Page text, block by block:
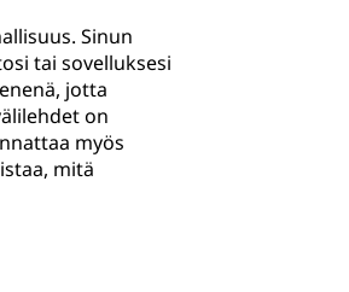
Sinun
tai sovelluksesi
jotta
on
myös
mitä